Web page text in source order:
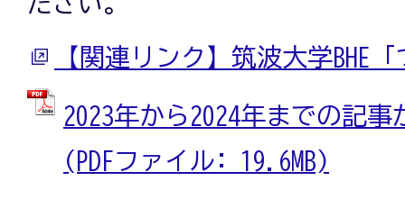
【関連リンク】筑波大学BHE
2023年から2024年までの記
(PDFファイル: 19.6MB)